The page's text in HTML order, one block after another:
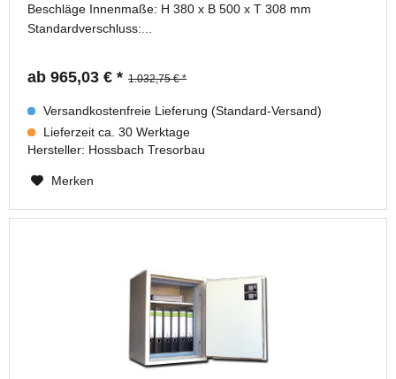
Beschläge Innenmaße: H 380 x B 500 x T 308 mm
Standardverschluss:...
ab 965,03 € * 1.032,75 € *
Versandkostenfreie Lieferung (Standard-Versand)
Lieferzeit ca. 30 Werktage
Hersteller: Hossbach Tresorbau
Merken